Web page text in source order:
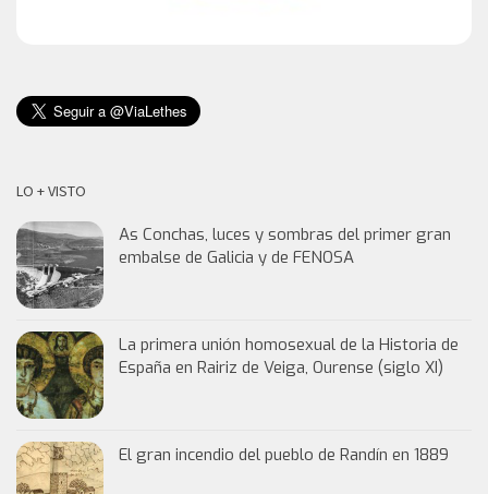
LO + VISTO
As Conchas, luces y sombras del primer gran
embalse de Galicia y de FENOSA
La primera unión homosexual de la Historia de
España en Rairiz de Veiga, Ourense (siglo XI)
El gran incendio del pueblo de Randín en 1889